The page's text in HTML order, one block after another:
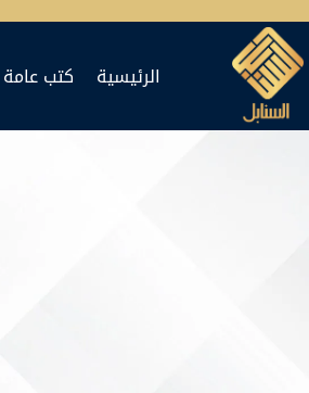
التجاوز
إلى
المحتوى
الرئيسية كتب عامة